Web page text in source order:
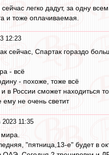
легко дадут, за одну
и тоже оплачиваемая.
12:23
сейчас, Спартак гораздо
- всё
- похоже, тоже всё
в России сможет находиться
ему не очень светит
2023 11:35
"пятница,13-е" будет в